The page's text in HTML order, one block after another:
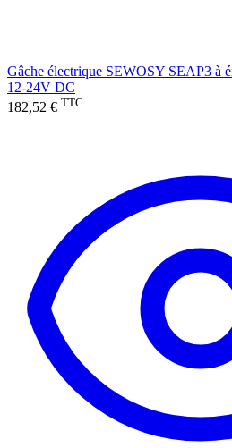
Gâche électrique SEWOSY SEAP3 à
12-24V DC
182,52 € TTC